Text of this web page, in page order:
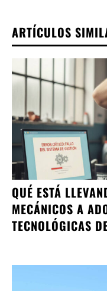
ARTÍCULOS
QUÉ ESTÁ
MECÁNICOS A
TECNOLÓGICAS